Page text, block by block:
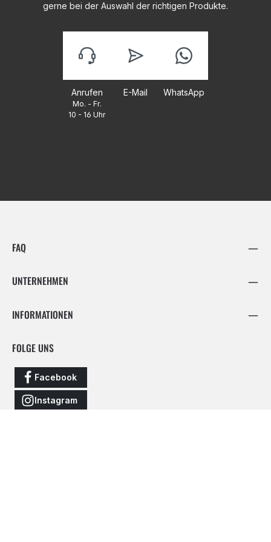
gerne bei der Auswahl der richtigen Produkte.
Anrufen
Mo. - Fr.
10 - 16 Uhr
E-Mail WhatsApp
FAQ
UNTERNEHMEN
INFORMATIONEN
FOLGE UNS
Facebook
Instagram